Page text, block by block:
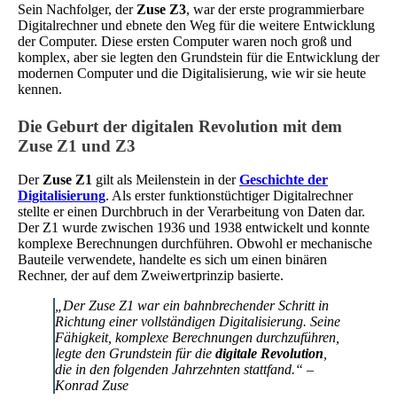
Sein Nachfolger, der Zuse Z3, war der erste programmierbare
Digitalrechner und ebnete den Weg für die weitere Entwicklung
der Computer. Diese ersten Computer waren noch groß und
komplex, aber sie legten den Grundstein für die Entwicklung der
modernen Computer und die Digitalisierung, wie wir sie heute
kennen.
Die Geburt der digitalen Revolution mit dem
Zuse Z1 und Z3
DerZuse Z1 gilt als Meilenstein in derGeschichte der
Digitalisierung. Als erster funktionstüchtiger Digitalrechner
stellte er einen Durchbruch in der Verarbeitung von Daten dar.
Der Z1 wurde zwischen 1936 und 1938 entwickelt und konnte
komplexe Berechnungen durchführen. Obwohl er mechanische
Bauteile verwendete, handelte es sich um einen binären
Rechner, der auf dem Zweiwertprinzip basierte.
„Der Zuse Z1 war ein bahnbrechender Schritt in
Richtung einer vollständigen Digitalisierung. Seine
Fähigkeit, komplexe Berechnungen durchzuführen,
legte den Grundstein für die digitale Revolution,
die in den folgenden Jahrzehnten stattfand.“ –
Konrad Zuse